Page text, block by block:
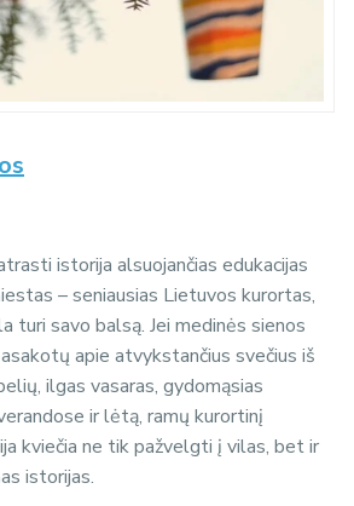
istorija alsuojančias edukacijas
– seniausias Lietuvos kurortas,
turi savo balsą. Jei medinės sienos
apie atvykstančius svečius iš
ilgas vasaras, gydomąsias
ir lėtą, ramų kurortinį
kviečia ne tik pažvelgti į vilas, bet ir
istorijas.